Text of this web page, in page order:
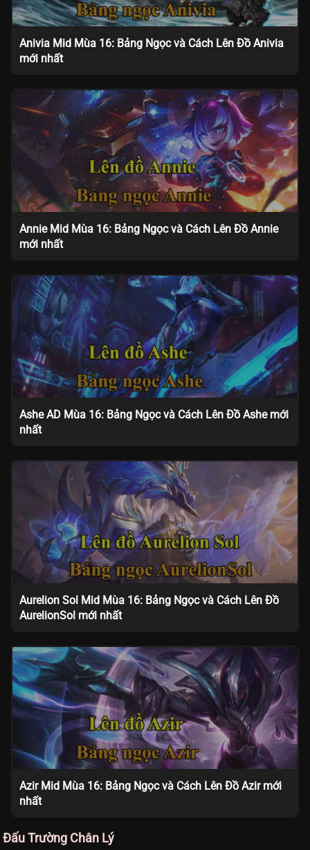
Anivia Mid Mùa 16: Bảng Ngọc và Cách Lên Đồ Anivia
mới nhất
Annie Mid Mùa 16: Bảng Ngọc và Cách Lên Đồ Annie
mới nhất
Ashe AD Mùa 16: Bảng Ngọc và Cách Lên Đồ Ashe mới
nhất
Aurelion Sol Mid Mùa 16: Bảng Ngọc và Cách Lên Đồ
AurelionSol mới nhất
Azir Mid Mùa 16: Bảng Ngọc và Cách Lên Đồ Azir mới
nhất
Đấu Trường Chân Lý